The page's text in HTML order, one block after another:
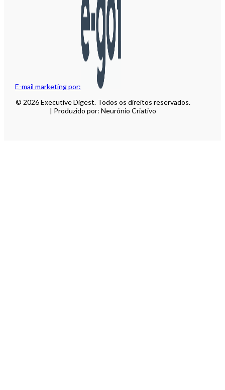
E-mail marketing por:
© 2026 Executive Digest. Todos os direitos reservados.
| Produzido por: Neurónio Criativo